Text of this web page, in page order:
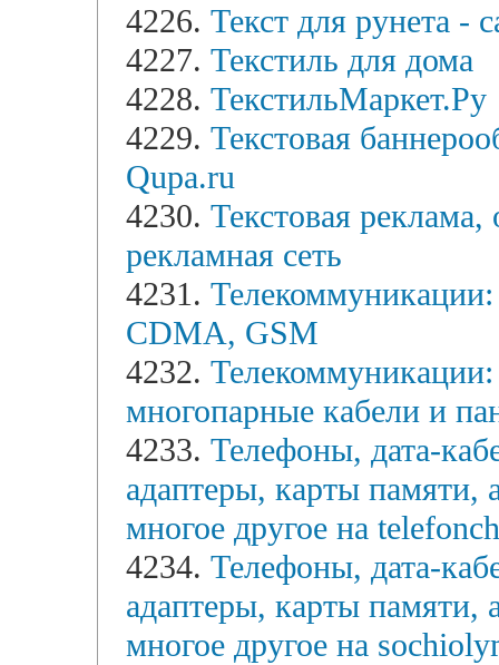
4226. Текст для рунета -
4227. Текстиль для дома
4228. ТекстильМаркет.Ру
4229. Текстовая
Qupa.ru
4230. Текстовая
рекламная сеть
4231.
CDMA, GSM
4232.
многопарные кабели и
4233. Телефоны, дата-
адаптеры, карты памяти,
многое другое на
4234. Телефоны, дата-
адаптеры, карты памяти,
многое другое на